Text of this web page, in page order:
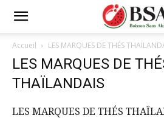
Accueil LES MARQUES DE THÉS
LES MARQUES DE
THAÏLANDAIS
LES MARQUES DE THÉS